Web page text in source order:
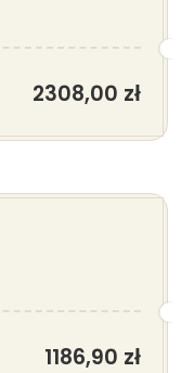
2308,00 zł
1186,90 zł